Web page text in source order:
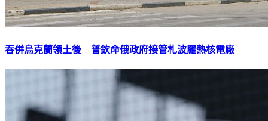
吞併烏克蘭領土後 普欽命俄政府接管札波羅熱核電廠